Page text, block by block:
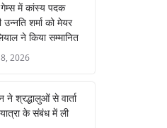
में कांस्य पदक
शर्मा को मेयर
ने किया सम्मानित
2026
ने श्रद्धालुओं से वार्ता
के संबंध में ली